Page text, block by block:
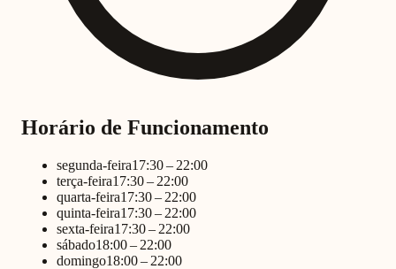
Horário de Funcionamento
segunda-feira17:30 – 22:00
terça-feira17:30 – 22:00
quarta-feira17:30 – 22:00
quinta-feira17:30 – 22:00
sexta-feira17:30 – 22:00
sábado18:00 – 22:00
domingo18:00 – 22:00